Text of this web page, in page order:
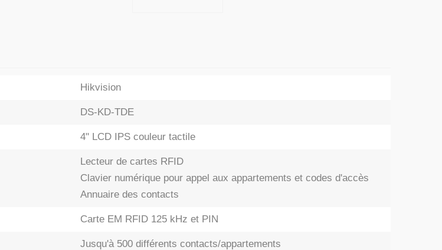
Hikvision
DS-KD-TDE
4" LCD IPS couleur tactile
Lecteur de cartes RFID
Clavier numérique pour appel aux appartements et codes d'accès
Annuaire des contacts
Carte EM RFID 125 kHz et PIN
Jusqu'à 500 différents contacts/appartements